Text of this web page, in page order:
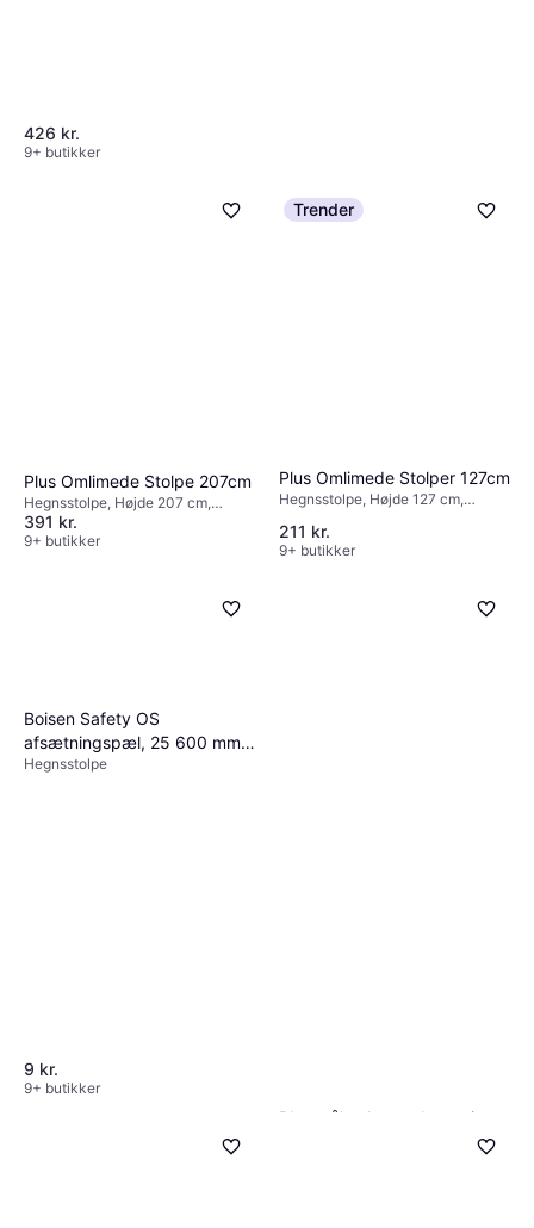
426 kr.
9+ butikker
20406-15
Hegnsstolpe
403 kr.
9+ butikker
Plus Omlimede Stolpe 207cm
Hegnsstolpe, Højde 207 cm,
Bredde 7 cm, Længde 7 cm
391 kr.
9+ butikker
Trender
Plus Omlimede Stolper 127cm
Hegnsstolpe, Højde 127 cm,
211 kr.
9+ butikker
Boisen Safety OS
afsætningspæl, 25 600 mm,
rød top
Hegnsstolpe
9 kr.
9+ butikker
Plus stålstolpe nedgravning